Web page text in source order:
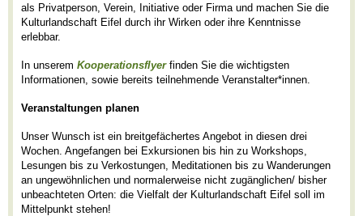
als Privatperson, Verein, Initiative oder Firma und machen Sie die
Kulturlandschaft Eifel durch ihr Wirken oder ihre Kenntnisse
erlebbar.
In unserem Kooperationsflyerfinden Sie die wichtigsten
Informationen, sowie bereits teilnehmende Veranstalter*innen.
Veranstaltungen planen
Unser Wunsch ist ein breitgefächertes Angebot in diesen drei
Wochen. Angefangen bei Exkursionen bis hin zu Workshops,
Lesungen bis zu Verkostungen, Meditationen bis zu Wanderungen
an ungewöhnlichen und normalerweise nicht zugänglichen/ bisher
unbeachteten Orten: die Vielfalt der Kulturlandschaft Eifel soll im
Mittelpunkt stehen!